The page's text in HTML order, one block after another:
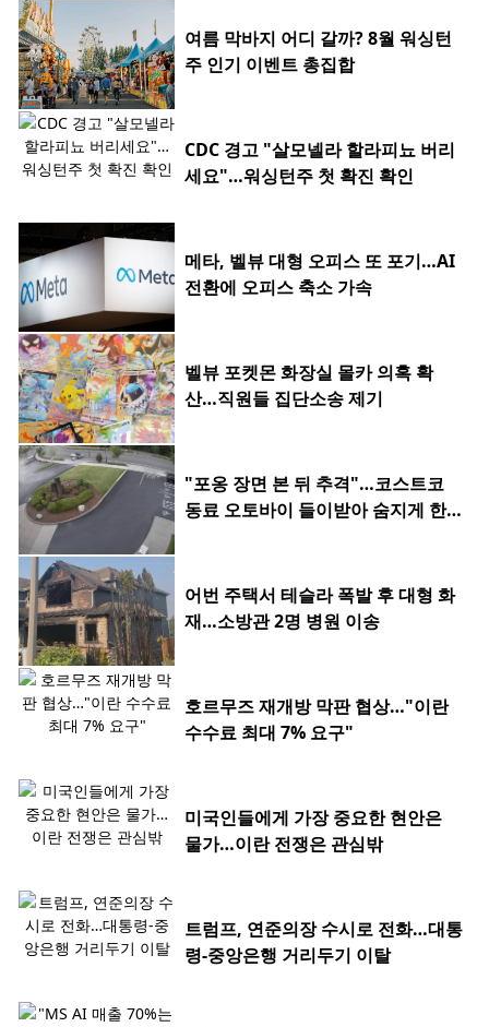
여름 막바지 어디 갈까? 8월 워싱턴
주 인기 이벤트 총집합
CDC 경고 "살모넬라 할라피뇨 버리
세요"…워싱턴주 첫 확진 확인
메타, 벨뷰 대형 오피스 또 포기…AI
전환에 오피스 축소 가속
벨뷰 포켓몬 화장실 몰카 의혹 확
산…직원들 집단소송 제기
"포옹 장면 본 뒤 추격"…코스트코
동료 오토바이 들이받아 숨지게 한 2
어번 주택서 테슬라 폭발 후 대형 화
재…소방관 2명 병원 이송
호르무즈 재개방 막판 협상…"이란
수수료 최대 7% 요구"
미국인들에게 가장 중요한 현안은
물가…이란 전쟁은 관심밖
트럼프, 연준의장 수시로 전화…대통
령-중앙은행 거리두기 이탈